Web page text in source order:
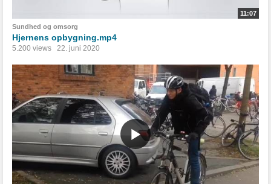
11:07
Sundhed og omsorg
Hjernens opbygning.mp4
5.200 views 22. juni 2020